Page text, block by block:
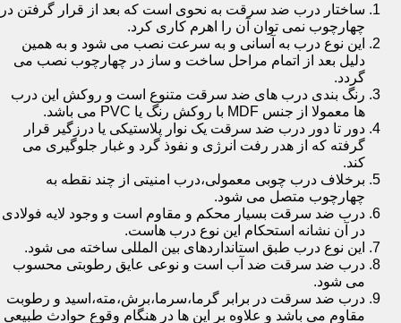
ساختار درب ضد سرقت به نحوی است که بعد از قرار گرفتن در
چهارچوب نمی توان آن را اهرم کاری کرد.
این نوع درب به آسانی و به سرعت نصب می شود و به همین
دلیل بعد از اتمام مراحل ساخت و ساز در چهارچوب نصب می
گردد.
رنگ بندی درب های ضد سرقت متنوع است و روکش این درب
ها معمولا از جنس MDF با روکش رنگ یا PVC می باشد.
دور تا دور درب ضد سرقت یک نوار پلاستیکی یا درزگیر قرار
گرفته که از هدر رفت انرژی و نفوذ گرد و غبار جلوگیری می
کند.
برخلاف درب چوبی معمولی،درب امنیتی از چند نقطه به
چهارچوب متصل می شود.
درب ضد سرقت بسیار محکم و مقاوم است و وجود لایه فولادی
در آن نشانه استحکام این نوع درب هاست.
این نوع درب طبق استانداردهای بین المللی ساخته می شود.
درب ضد سرقت ضد آب است و نوعی عایق رطوبتی محسوب
می شود.
درب ضد سرقت در برابر گرما،سرما،برش،مته،اسید و رطوبت
مقاوم می باشد و علاوه بر این ها در هنگام وقوع حوادث طبیعی